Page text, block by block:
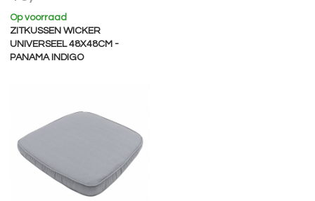
Op voorraad
ZITKUSSEN WICKER
UNIVERSEEL 48X48CM -
PANAMA INDIGO